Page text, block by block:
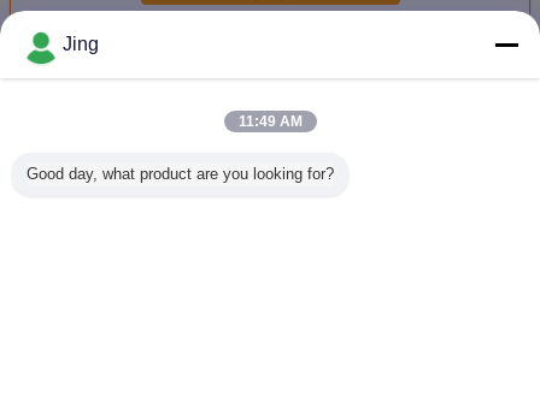
มากกว่าเครื่องม้วนหน้าประตูม้วน
Jing
11:49 AM
Good day, what product are you looking for?